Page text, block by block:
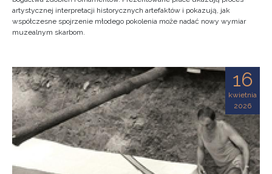
artystycznej interpretacji historycznych artefaktów i pokazują, jak
współczesne spojrzenie młodego pokolenia może nadać nowy wymiar
muzealnym skarbom.
16
kwietnia
2026